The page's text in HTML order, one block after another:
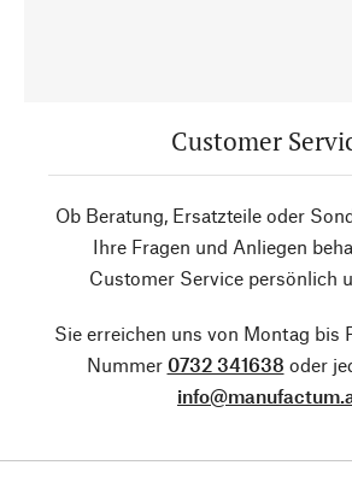
Customer
Ob Beratung, Ersatzteile oder
Ihre Fragen und Anliegen
Customer Service persönlich
Sie erreichen uns von Montag bis
Nummer 0732 341638 oder